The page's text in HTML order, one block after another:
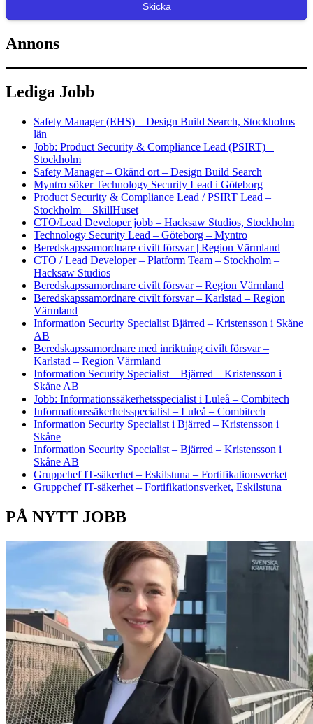
Skicka
Annons
Lediga Jobb
Safety Manager (EHS) – Design Build Search, Stockholms
län
Jobb: Product Security & Compliance Lead (PSIRT) –
Stockholm
Safety Manager – Okänd ort – Design Build Search
Myntro söker Technology Security Lead i Göteborg
Product Security & Compliance Lead / PSIRT Lead –
Stockholm – SkillHuset
CTO/Lead Developer jobb – Hacksaw Studios, Stockholm
Technology Security Lead – Göteborg – Myntro
Beredskapssamordnare civilt försvar | Region Värmland
CTO / Lead Developer – Platform Team – Stockholm –
Hacksaw Studios
Beredskapssamordnare civilt försvar – Region Värmland
Beredskapssamordnare civilt försvar – Karlstad – Region
Värmland
Information Security Specialist Bjärred – Kristensson i Skåne
AB
Beredskapssamordnare med inriktning civilt försvar –
Karlstad – Region Värmland
Information Security Specialist – Bjärred – Kristensson i
Skåne AB
Jobb: Informationssäkerhetsspecialist i Luleå – Combitech
Informationssäkerhetsspecialist – Luleå – Combitech
Information Security Specialist i Bjärred – Kristensson i
Skåne
Information Security Specialist – Bjärred – Kristensson i
Skåne AB
Gruppchef IT-säkerhet – Eskilstuna – Fortifikationsverket
Gruppchef IT-säkerhet – Fortifikationsverket, Eskilstuna
PÅ NYTT JOBB